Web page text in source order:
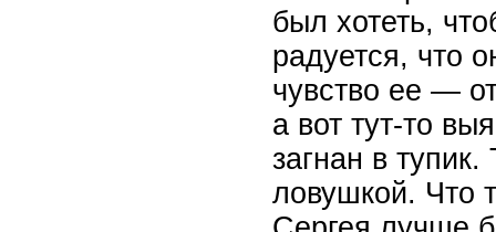
был хотеть,
радуется, что
чувство ее —
а вот тут-то
загнан в
ловушкой. Что